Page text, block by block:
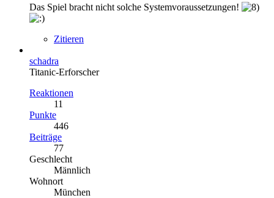
Das Spiel bracht nicht solche Systemvoraussetzungen!
Zitieren
schadra
Titanic-Erforscher
Reaktionen
11
Punkte
446
Beiträge
77
Geschlecht
Männlich
Wohnort
München